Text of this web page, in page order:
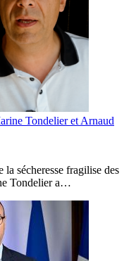
Tondelier et Arnaud
sécheresse fragilise des
Tondelier a…